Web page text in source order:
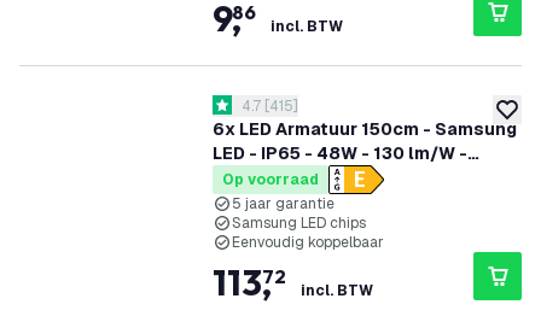
9,
86
incl. BTW
6x LED Armatuur 150cm - Samsung
LED - IP65 - 48W - 130 lm/W -
6500K - Koppelbaar - 5 Jaar
Garantie
reviews drawer openen
4.7 score sterren
4.7 [415]
Op voorraad
5 jaar garantie
Samsung LED chips
Eenvoudig koppelbaar
113,
72
incl. BTW